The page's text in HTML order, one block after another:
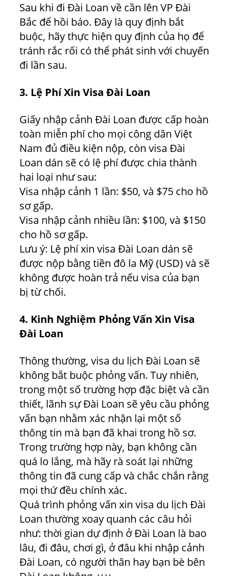
Sau khi đi Đài Loan về cần lên VP Đài
Bắc để hồi báo. Đây là quy định bắt
buộc, hãy thực hiện quy định của họ để
tránh rắc rối có thể phát sinh với chuyến
đi lần sau.
3. Lệ Phí Xin Visa Đài Loan
Giấy nhập cảnh Đài Loan được cấp hoàn
toàn miễn phí cho mọi công dân Việt
Nam đủ điều kiện nộp, còn visa Đài
Loan dán sẽ có lệ phí được chia thành
hai loại như sau:
Visa nhập cảnh 1 lần: $50, và $75 cho hồ
sơ gấp.
Visa nhập cảnh nhiều lần: $100, và $150
cho hồ sơ gấp.
Lưu ý: Lệ phí xin visa Đài Loan dán sẽ
được nộp bằng tiền đô la Mỹ (USD) và sẽ
không được hoàn trả nếu visa của bạn
bị từ chối.
4. Kinh Nghiệm Phỏng Vấn Xin Visa
Đài Loan
Thông thường, visa du lịch Đài Loan sẽ
không bắt buộc phỏng vấn. Tuy nhiên,
trong một số trường hợp đặc biệt và cần
thiết, lãnh sự Đài Loan sẽ yêu cầu phỏng
vấn bạn nhằm xác nhận lại một số
thông tin mà bạn đã khai trong hồ sơ.
Trong trường hợp này, bạn không cần
quá lo lắng, mà hãy rà soát lại những
thông tin đã cung cấp và chắc chắn rằng
mọi thứ đều chính xác.
Quá trình phỏng vấn xin visa du lịch Đài
Loan thường xoay quanh các câu hỏi
như: thời gian dự định ở Đài Loan là bao
lâu, đi đâu, chơi gì, ở đâu khi nhập cảnh
Đài Loan, có người thân hay bạn bè bên